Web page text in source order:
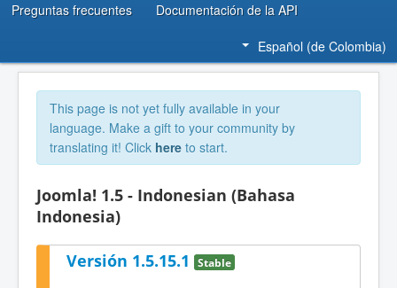
Preguntas frecuentes Documentación de la API
Español (de Colombia)
This page is not yet fully available in your
language. Make a gift to your community by
translating it! Click here to start.
Joomla! 1.5 - Indonesian (Bahasa
Indonesia)
Versión 1.5.15.1 Stable